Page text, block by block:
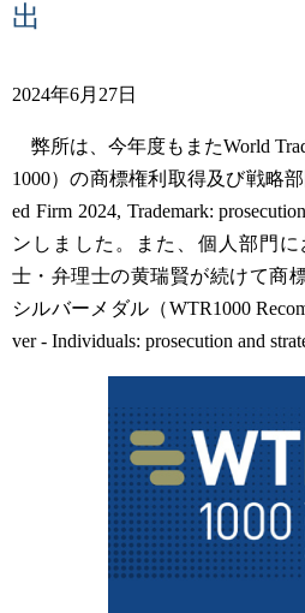
出
2024年6月27日
弊所は、今年度もまたWorld
1000）の商標権利取得及び戦略部
ed Firm 2024, Trademark:
ンしました。また、個人部門
士・弁理士の黄瑞賢が続けて商
シルバーメダル（WTR1000
ver - Individuals: prosecution and